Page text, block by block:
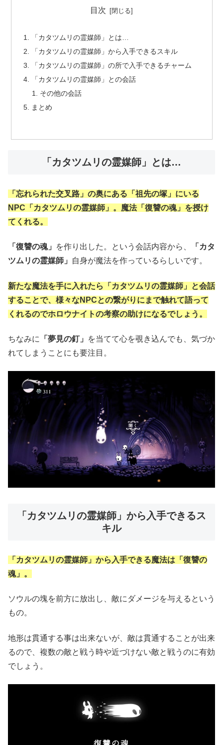
目次
「カタツムリの霊媒師」とは…
「カタツムリの霊媒師」から入手できるスキル
「カタツムリの霊媒師」の所で入手できるチャーム
「カタツムリの霊媒師」との会話
その他の会話
まとめ
「カタツムリの霊媒師」とは…
「忘れられた交叉路」の奥にある「祖先の塚」にいる
NPC「カタツムリの霊媒師」。魔法「復讐の魂」を授け
てくれる。
「復讐の魂」 を作り出した。という会話内容から、
「カタ
ツムリの霊媒師」
自身が魔法を作っているらしいです。
新たな魔法を手に入れたら「カタツムリの霊媒師」と会話
することで、 様々なNPCとの繋がりにまで触れて語って
くれるのでホロウナイトの考察の助けになるでしょう。
ちなみに 「夢見の釘」
を当てて心を覗き込んでも、気づか
れてしまうことにも要注目。
「カタツムリの霊媒師」から入手できるス
キル
「カタツムリの霊媒師」から入手できる魔法は「復讐の
魂」。
ソウルの塊を前方に放出し、敵にダメージを与えるという
もの。
地形は貫通する事は出来ないが、敵は貫通することが出来
るので、複数の敵と戦う時や近づけない敵と戦うのに有効
でしょう。